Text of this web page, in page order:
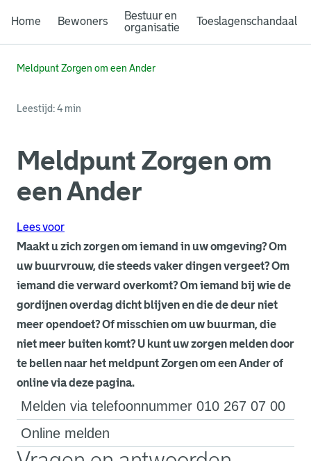
Home Bewoners
Bestuur en
organisatie
Toeslagenschandaal
Meldpunt Zorgen om een Ander
Leestijd: 4 min
Meldpunt Zorgen om
een Ander
Lees voor
Maakt u zich zorgen om iemand in uw omgeving? Om
uw buurvrouw, die steeds vaker dingen vergeet? Om
iemand die verward overkomt? Om iemand bij wie de
gordijnen overdag dicht blijven en die de deur niet
meer opendoet? Of misschien om uw buurman, die
niet meer buiten komt? U kunt uw zorgen melden door
te bellen naar het meldpunt Zorgen om een Ander of
online via deze pagina.
Melden via telefoonnummer 010 267 07 00
Online melden